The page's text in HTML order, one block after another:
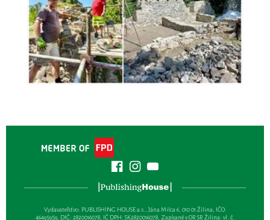
Vydavateľsťvo: PUBLISHING HOUSE a.s., Jána Milca 6, 010 01 Žilina, IČO:
46495959, DIČ: 2820016078, IČ DPH: SK2820016078, Zapísané v OR SR Žilina: vl. č.